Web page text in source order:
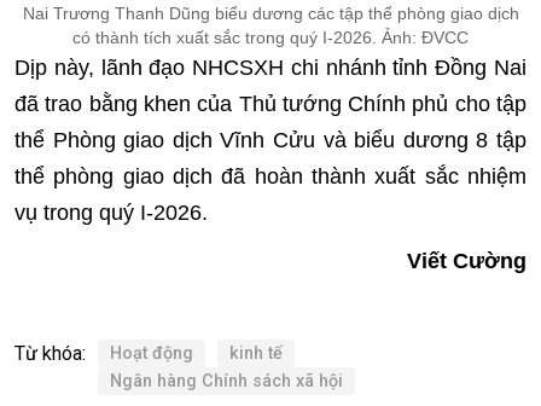
Nai Trương Thanh Dũng biểu dương các tập thể phòng giao dịch
có thành tích xuất sắc trong quý I-2026. Ảnh: ĐVCC
Dịp này, lãnh đạo NHCSXH chi nhánh tỉnh Đồng Nai
đã trao bằng khen của Thủ tướng Chính phủ cho tập
thể Phòng giao dịch Vĩnh Cửu và biểu dương 8 tập
thể phòng giao dịch đã hoàn thành xuất sắc nhiệm
vụ trong quý I-2026.
Viết Cường
Từ khóa: Hoạt động
kinh tế
Ngân hàng Chính sách xã hội